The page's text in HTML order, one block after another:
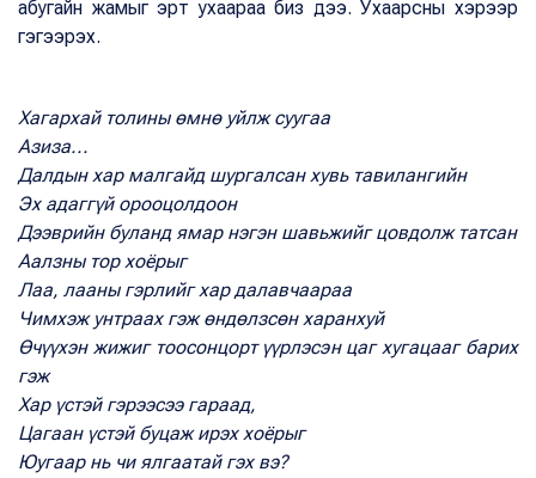
абугайн жамыг эрт ухаараа биз дээ. Ухаарсны хэрээр
гэгээрэх.
Хагархай толины өмнө уйлж суугаа
Азиза...
Далдын хар малгайд шургалсан хувь тавилангийн
Эх адаггүй орооцолдоон
Дээврийн буланд ямар нэгэн шавьжийг цовдолж татсан
Аалзны тор хоёрыг
Лаа, лааны гэрлийг хар далавчаараа
Чимхэж унтраах гэж өндөлзсөн харанхуй
Өчүүхэн жижиг тоосонцорт үүрлэсэн цаг хугацааг барих
гэж
Хар үстэй гэрээсээ гараад,
Цагаан үстэй буцаж ирэх хоёрыг
Юугаар нь чи ялгаатай гэх вэ?